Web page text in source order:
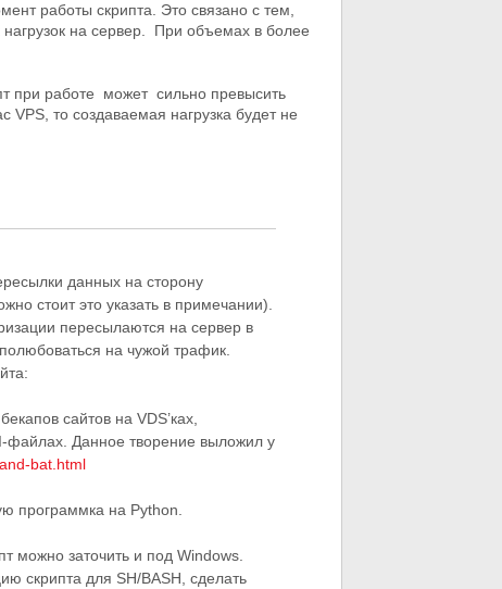
работы скрипта. Это связано с тем,
на сервер. При объемах в более
при работе может сильно превысить
то создаваемая нагрузка будет не
данных на сторону
стоит это указать в примечании).
пересылаются на сервер в
на чужой трафик.
сайтов на VDS’ках,
файлах. Данное творение выложил у
bat.html
программка на Python.
можно заточить и под Windows.
скрипта для SH/BASH, сделать